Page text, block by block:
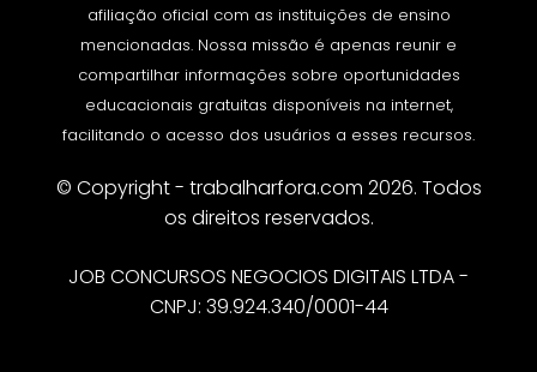
afiliação oficial com as instituições de ensino
mencionadas. Nossa missão é apenas reunir e
compartilhar informações sobre oportunidades
educacionais gratuitas disponíveis na internet,
facilitando o acesso dos usuários a esses recursos.
© Copyright - trabalharfora.com 2026. Todos
os direitos reservados.
JOB CONCURSOS NEGOCIOS DIGITAIS LTDA -
CNPJ: 39.924.340/0001-44